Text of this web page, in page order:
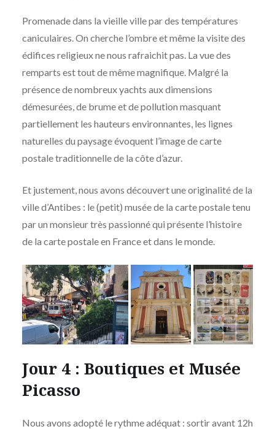
Promenade dans la vieille ville par des températures
caniculaires. On cherche l’ombre et même la visite des
édifices religieux ne nous rafraichit pas. La vue des
remparts est tout de même magnifique. Malgré la
présence de nombreux yachts aux dimensions
démesurées, de brume et de pollution masquant
partiellement les hauteurs environnantes, les lignes
naturelles du paysage évoquent l’image de carte
postale traditionnelle de la côte d’azur.
Et justement, nous avons découvert une originalité de la
ville d’Antibes : le (petit) musée de la carte postale tenu
par un monsieur très passionné qui présente l’histoire
de la carte postale en France et dans le monde.
Jour 4 : Boutiques et Musée
Picasso
Nous avons adopté le rythme adéquat : sortir avant 12h